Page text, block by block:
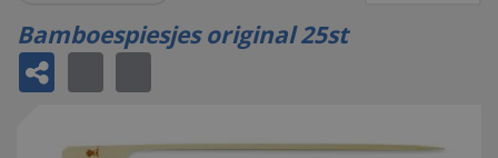
Bamboespiesjes original 25st